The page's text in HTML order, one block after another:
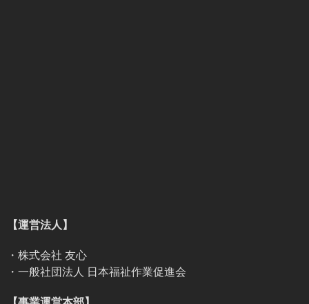
【運営法人】
・株式会社 友心
・一般社団法人 日本福祉作業促進会
【事業運営本部】